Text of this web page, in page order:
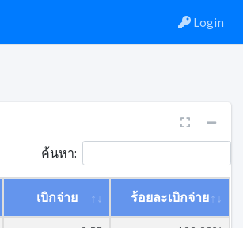
Login
ค้นหา:
เบิกจ่าย ร้อยละเบิกจ่าย